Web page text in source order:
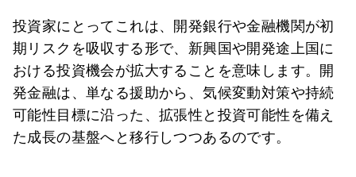
投資家にとってこれは、開発銀行や金融機関が初
期リスクを吸収する形で、新興国や開発途上国に
おける投資機会が拡大することを意味します。開
発金融は、単なる援助から、気候変動対策や持続
可能性目標に沿った、拡張性と投資可能性を備え
た成長の基盤へと移行しつつあるのです。